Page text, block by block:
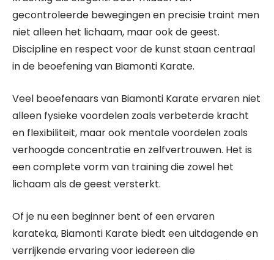
gecontroleerde bewegingen en precisie traint men
niet alleen het lichaam, maar ook de geest.
Discipline en respect voor de kunst staan centraal
in de beoefening van Biamonti Karate.
Veel beoefenaars van Biamonti Karate ervaren niet
alleen fysieke voordelen zoals verbeterde kracht
en flexibiliteit, maar ook mentale voordelen zoals
verhoogde concentratie en zelfvertrouwen. Het is
een complete vorm van training die zowel het
lichaam als de geest versterkt.
Of je nu een beginner bent of een ervaren
karateka, Biamonti Karate biedt een uitdagende en
verrijkende ervaring voor iedereen die